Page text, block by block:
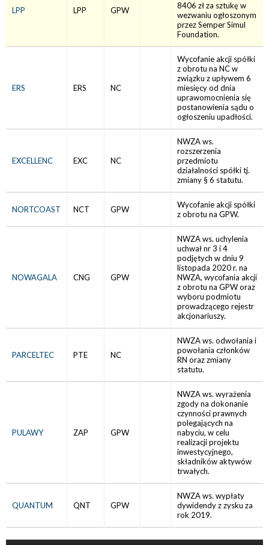
LPP LPP GPW
8406 zł za sztukę w
wezwaniu ogłoszonym
przez Semper Simul
Foundation.
ERS ERS NC
Wycofanie akcji spółki
z obrotu na NC w
związku z upływem 6
miesięcy od dnia
uprawomocnienia się
postanowienia sądu o
ogłoszeniu upadłości.
EXCELLENC EXC NC
NWZA ws.
rozszerzenia
przedmiotu
działalności spółki tj.
zmiany § 6 statutu.
NORTCOAST NCT GPW
Wycofanie akcji spółki
z obrotu na GPW.
NOWAGALA CNG GPW
NWZA ws. uchylenia
uchwał nr 3 i 4
podjętych w dniu 9
listopada 2020 r. na
NWZA, wycofania akcji
z obrotu na GPW oraz
wyboru podmiotu
prowadzącego rejestr
akcjonariuszy.
PARCELTEC PTE NC
NWZA ws. odwołania i
powołania członków
RN oraz zmiany
statutu.
PULAWY ZAP GPW
NWZA ws. wyrażenia
zgody na dokonanie
czynności prawnych
polegających na
nabyciu, w celu
realizacji projektu
inwestycyjnego,
składników aktywów
trwałych.
QUANTUM QNT GPW
NWZA ws. wypłaty
dywidendy z zysku za
rok 2019.